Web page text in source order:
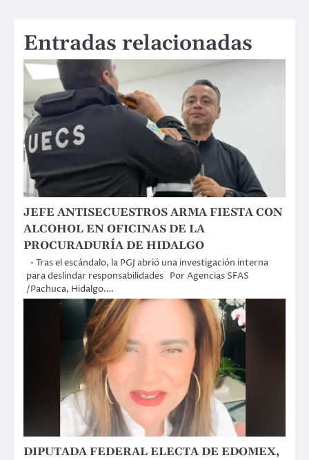
Entradas relacionadas
JEFE ANTISECUESTROS ARMA FIESTA CON
ALCOHOL EN OFICINAS DE LA
PROCURADURÍA DE HIDALGO
• Tras el escándalo, la PGJ abrió una investigación interna
para deslindar responsabilidades Por Agencias SFAS
/Pachuca, Hidalgo.…
DIPUTADA FEDERAL ELECTA DE EDOMEX,